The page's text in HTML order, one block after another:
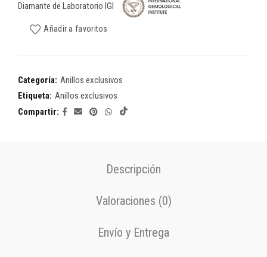
Diamante de Laboratorio IGI
Añadir a favoritos
Categoría: Anillos exclusivos
Etiqueta: Anillos exclusivos
Compartir
Descripción
Valoraciones (0)
Envío y Entrega